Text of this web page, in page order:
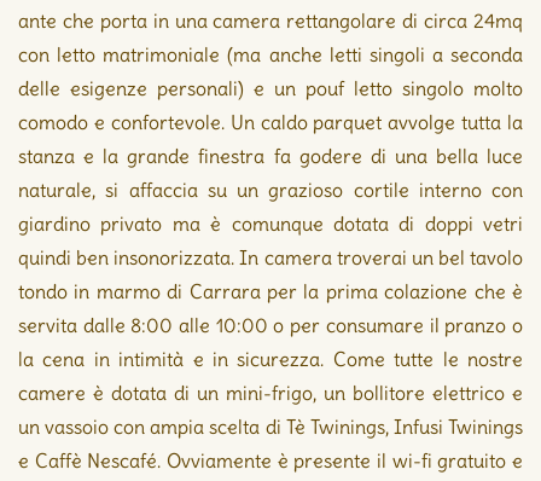
ante che porta in una camera rettangolare di circa 24mq
con letto matrimoniale (ma anche letti singoli a seconda
delle esigenze personali) e un pouf letto singolo molto
comodo e confortevole. Un caldo parquet avvolge tutta la
stanza e la grande finestra fa godere di una bella luce
naturale, si affaccia su un grazioso cortile interno con
giardino privato ma è comunque dotata di doppi vetri
quindi ben insonorizzata. In camera troverai un bel tavolo
tondo in marmo di Carrara per la prima colazione che è
servita dalle 8:00 alle 10:00 o per consumare il pranzo o
la cena in intimità e in sicurezza. Come tutte le nostre
camere è dotata di un mini-frigo, un bollitore elettrico e
un vassoio con ampia scelta di Tè Twinings, Infusi Twinings
e Caffè Nescafé. Ovviamente è presente il wi-fi gratuito e